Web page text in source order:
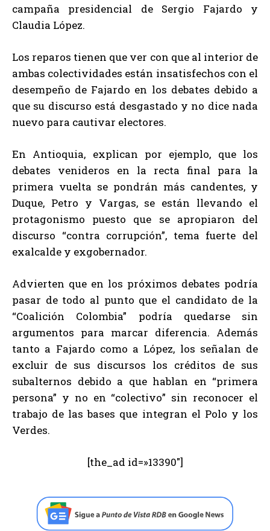
campaña presidencial de Sergio Fajardo y
Claudia López.
Los reparos tienen que ver con que al interior de
ambas colectividades están insatisfechos con el
desempeño de Fajardo en los debates debido a
que su discurso está desgastado y no dice nada
nuevo para cautivar electores.
En Antioquia, explican por ejemplo, que los
debates venideros en la recta final para la
primera vuelta se pondrán más candentes, y
Duque, Petro y Vargas, se están llevando el
protagonismo puesto que se apropiaron del
discurso “contra corrupción”, tema fuerte del
exalcalde y exgobernador.
Advierten que en los próximos debates podría
pasar de todo al punto que el candidato de la
“Coalición Colombia” podría quedarse sin
argumentos para marcar diferencia. Además
tanto a Fajardo como a López, los señalan de
excluir de sus discursos los créditos de sus
subalternos debido a que hablan en “primera
persona” y no en “colectivo” sin reconocer el
trabajo de las bases que integran el Polo y los
Verdes.
[the_ad id=»13390″]